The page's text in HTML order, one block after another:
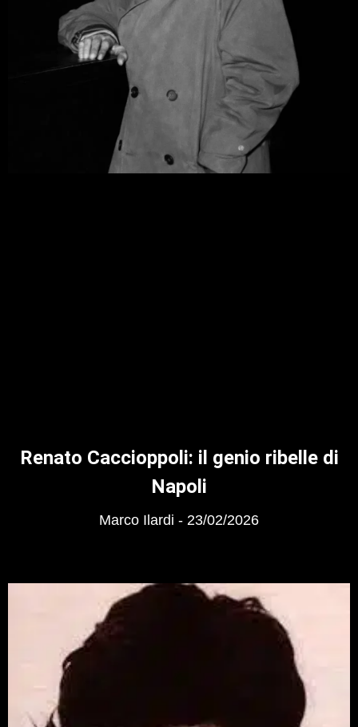
Renato Caccioppoli: il genio ribelle di
Napoli
Marco Ilardi 23/02/2026